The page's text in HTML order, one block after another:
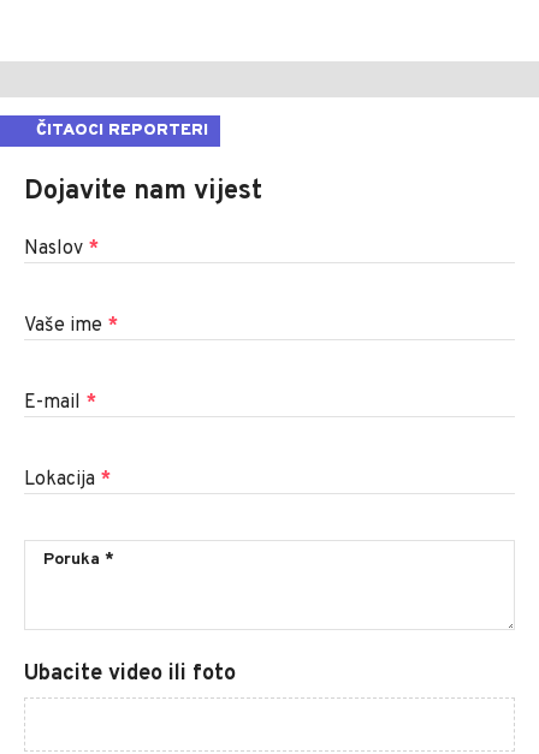
ČITAOCI REPORTERI
Dojavite nam vijest
Naslov *
Vaše ime *
E-mail *
Lokacija *
Ubacite video ili foto